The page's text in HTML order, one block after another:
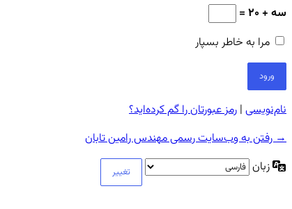
سه + 20 =
مرا به خاطر بسپار
نام‌نویسی | رمز عبورتان را گم کرده‌اید؟
→ رفتن به وب‌سایت رسمی مهندس رامین تابان
زبان